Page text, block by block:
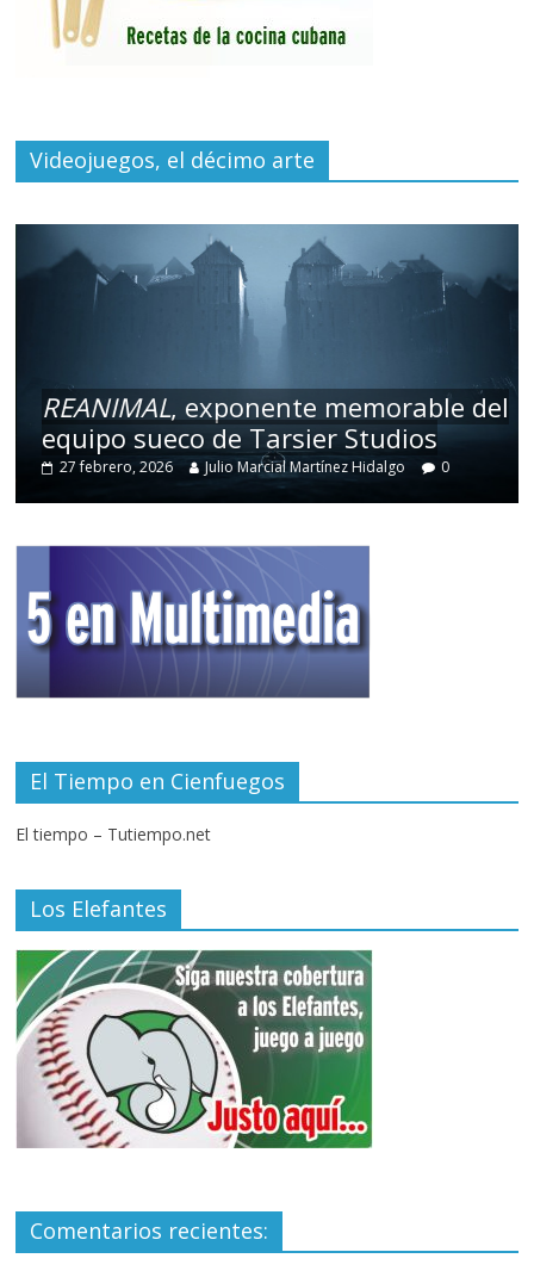
Videojuegos, el décimo arte
REANIMAL, exponente memorable del
equipo sueco de Tarsier Studios
27 febrero, 2026 Julio Marcial Martínez Hidalgo 0
El Tiempo en Cienfuegos
El tiempo – Tutiempo.net
Los Elefantes
Comentarios recientes: